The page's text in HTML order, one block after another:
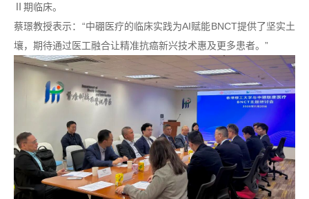
Ⅱ期临床。
蔡璟教授表示：“中硼医疗的临床实践为AI赋能BNCT提供了坚实土
壤，期待通过医工融合让精准抗癌新兴技术惠及更多患者。”